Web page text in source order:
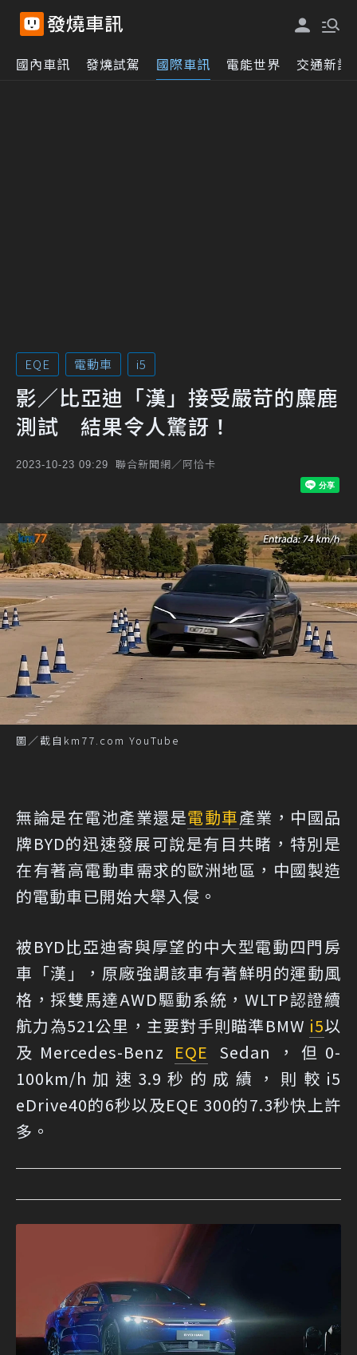
國內車訊 發燒試駕 國際車訊 電能世界 交通新訊
EQE 電動車 i5
影／比亞迪「漢」接受嚴苛的麋鹿
測試 結果令人驚訝！
2023-10-23 09:29 聯合新聞網／阿恰卡
圖／截自km77.com YouTube
無論是在電池產業還是電動車產業，中國品
牌BYD的迅速發展可說是有目共睹，特別是
在有著高電動車需求的歐洲地區，中國製造
的電動車已開始大舉入侵。
被BYD比亞迪寄與厚望的中大型電動四門房
車「漢」，原廠強調該車有著鮮明的運動風
格，採雙馬達AWD驅動系統，WLTP認證續
航力為521公里，主要對手則瞄準BMW i5以
及Mercedes-Benz EQE Sedan，但0-
100km/h加速3.9秒的成績，則較i5
eDrive40的6秒以及EQE 300的7.3秒快上許
多。